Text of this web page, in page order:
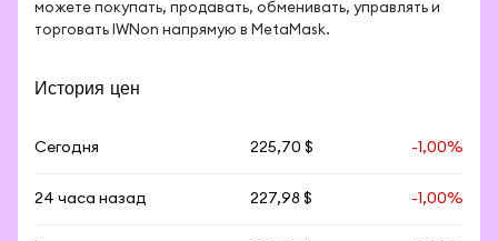
можете покупать, продавать, обменивать, управлять и
торговать IWNon напрямую в MetaMask.
История цен
Сегодня 225,70 $ -1,00%
24 часа назад 227,98 $ -1,00%